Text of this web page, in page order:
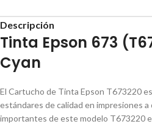
Descripción
Tinta Epson 673
Cyan
El Cartucho de Tinta Epson T673220
estándares de calidad en impresiones
importantes de este modelo T673220